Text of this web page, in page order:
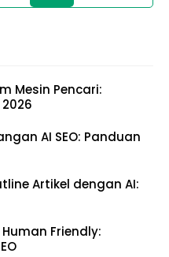
Mesin Pencari:
AI SEO: Panduan
Artikel dengan AI:
Friendly: